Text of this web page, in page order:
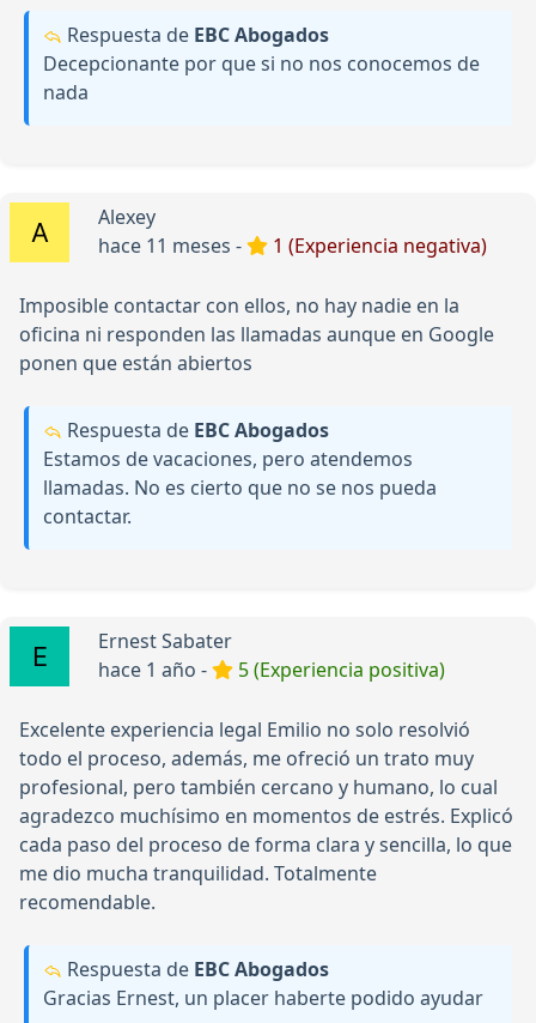
Respuesta de EBC Abogados
Decepcionante por que si no nos conocemos de
nada
Alexey
hace 11 meses -
1 (Experiencia negativa)
Imposible contactar con ellos, no hay nadie en la
oficina ni responden las llamadas aunque en Google
ponen que están abiertos
Respuesta de EBC Abogados
Estamos de vacaciones, pero atendemos
llamadas. No es cierto que no se nos pueda
contactar.
Ernest Sabater
hace 1 año -
5 (Experiencia positiva)
Excelente experiencia legal Emilio no solo resolvió
todo el proceso, además, me ofreció un trato muy
profesional, pero también cercano y humano, lo cual
agradezco muchísimo en momentos de estrés. Explicó
cada paso del proceso de forma clara y sencilla, lo que
me dio mucha tranquilidad. Totalmente
recomendable.
Respuesta de EBC Abogados
Gracias Ernest, un placer haberte podido ayudar